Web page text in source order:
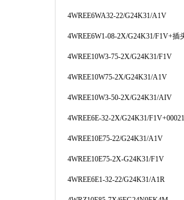
4WREE6WA32-22/G24K31/A1V
4WREE6W1-08-2X/G24K31/F1V+插
4WREE10W3-75-2X/G24K31/F1V
4WREE10W75-2X/G24K31/A1V
4WREE10W3-50-2X/G24K31/AIV
4WREE6E-32-2X/G24K31/
4WREE10E75-22/G24K31/A1V
4WREE10E75-2X-G24K31/F1V
4WREE6E1-32-22/G24K31/A1R